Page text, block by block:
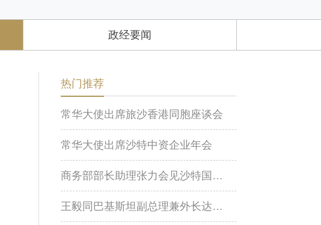
政经要闻
热门推荐
常华大使出席旅沙香港同胞座谈会
常华大使出席沙特中资企业年会
商务部部长助理张力会见沙特国际电力和水务公司董事长阿布纳扬
王毅同巴基斯坦副总理兼外长达尔通电话